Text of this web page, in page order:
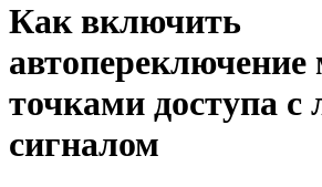
Как включить
автопереключение
точками доступа
сигналом